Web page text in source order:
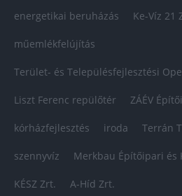
energetikai beruházás Ke-Víz 21
műemlékfelújítás
Terület- és Településfejlesztési
Liszt Ferenc repülőtér ZÁÉV
kórházfejlesztés iroda Terrán
szennyvíz Merkbau Építőipari és
KÉSZ Zrt. A-Híd Zrt.